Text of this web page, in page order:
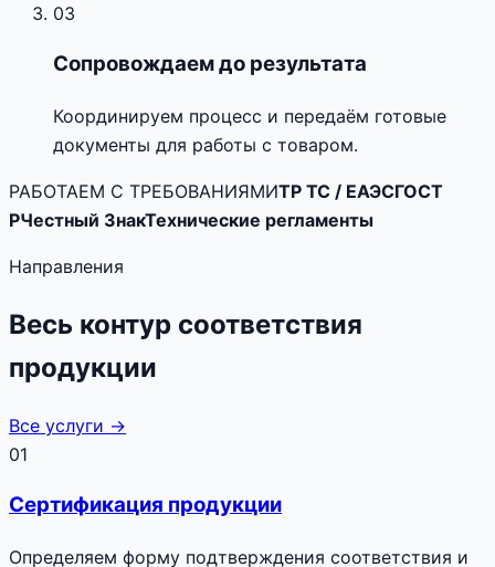
03
Сопровождаем до результата
Координируем процесс и передаём готовые
документы для работы с товаром.
РАБОТАЕМ С ТРЕБОВАНИЯМИТР ТС / ЕАЭСГОСТ
РЧестный ЗнакТехнические регламенты
Направления
Весь контур соответствия
продукции
Все услуги →
01
Сертификация продукции
Определяем форму подтверждения соответствия и